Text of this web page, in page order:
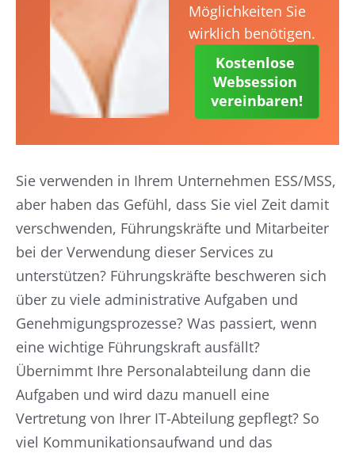
Möglichkeiten Sie
wirklich benötigen.
Kostenlose
Websession
vereinbaren!
Sie verwenden in Ihrem Unternehmen ESS/MSS,
aber haben das Gefühl, dass Sie viel Zeit damit
verschwenden, Führungskräfte und Mitarbeiter
bei der Verwendung dieser Services zu
unterstützen? Führungskräfte beschweren sich
über zu viele administrative Aufgaben und
Genehmigungsprozesse? Was passiert, wenn
eine wichtige Führungskraft ausfällt?
Übernimmt Ihre Personalabteilung dann die
Aufgaben und wird dazu manuell eine
Vertretung von Ihrer IT-Abteilung gepflegt? So
viel Kommunikationsaufwand und das